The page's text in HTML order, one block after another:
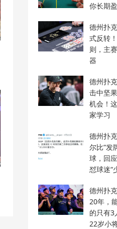
你长期
德州扑
式反转
则，主
器
德州扑
击中坚
机会！
家学习
德州扑
尔比“发
球，回
怼球迷“
德州扑
20年，
的只有3
22岁小